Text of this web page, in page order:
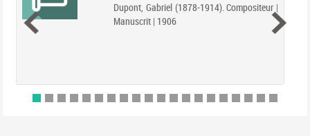
Dupont, Gabriel (1878-1914). Compositeur |
Manuscrit | 1906